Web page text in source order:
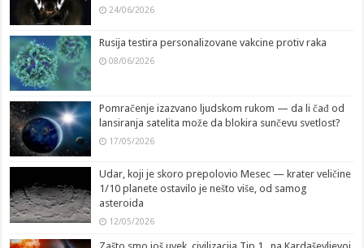
24/06/2026
Rusija testira personalizovane vakcine protiv raka
08/06/2026
Pomračenje izazvano ljudskom rukom — da li čađ od
lansiranja satelita može da blokira sunčevu svetlost?
17/05/2026
Udar, koji je skoro prepolovio Mesec — krater veličine
1/10 planete ostavilo je nešto više, od samog
asteroida
12/05/2026